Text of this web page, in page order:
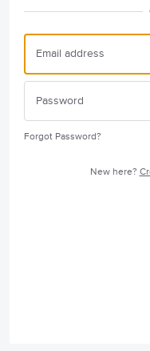
Forgot Password?
New here?